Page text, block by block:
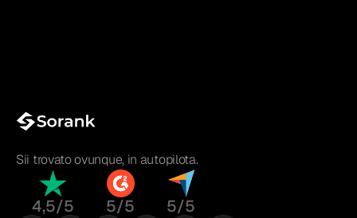
Sii trovato ovunque, in autopilota.
4,5/5 5/5 5/5